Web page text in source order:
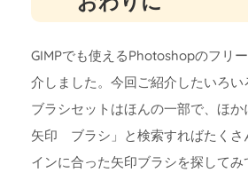
GIMPでも使えるPhotoshopのフリ
介しました。今回ご紹介したいろ
ブラシセットはほんの一部で、ほ
矢印 ブラシ」と検索すればたくさ
インに合った矢印ブラシを探してみ